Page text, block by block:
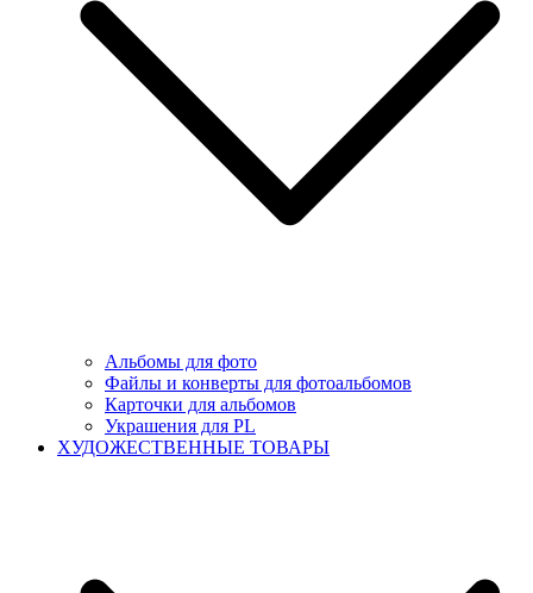
Альбомы для фото
Файлы и конверты для фотоальбомов
Карточки для альбомов
Украшения для PL
ХУДОЖЕСТВЕННЫЕ ТОВАРЫ